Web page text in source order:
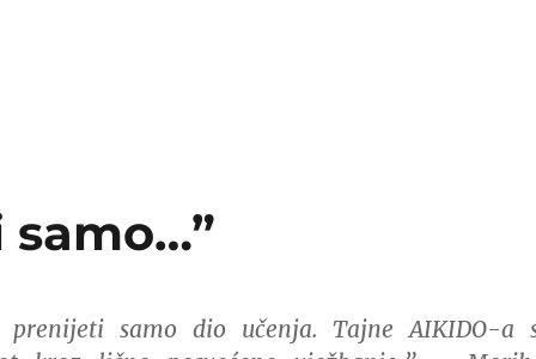
samo…”
prenijeti samo dio učenja. Tajne AIKIDO-a